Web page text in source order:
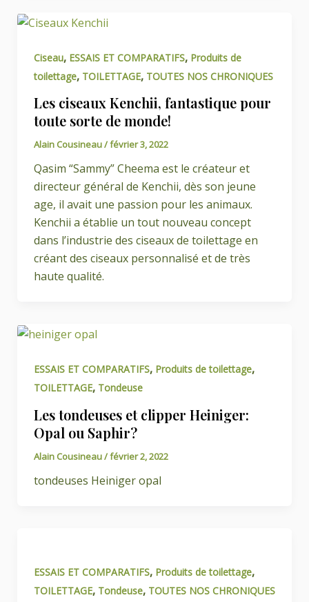
Ciseau, ESSAIS ET COMPARATIFS, Produits de
toilettage, TOILETTAGE, TOUTES NOS CHRONIQUES
Les ciseaux Kenchii, fantastique pour
toute sorte de monde!
Alain Cousineau/février 3, 2022
Qasim “Sammy” Cheema est le créateur et
directeur général de Kenchii, dès son jeune
age, il avait une passion pour les animaux.
Kenchii a établie un tout nouveau concept
dans l’industrie des ciseaux de toilettage en
créant des ciseaux personnalisé et de très
haute qualité.
ESSAIS ET COMPARATIFS, Produits de toilettage,
TOILETTAGE, Tondeuse
Les tondeuses et clipper Heiniger:
Opal ou Saphir?
Alain Cousineau/février 2, 2022
tondeuses Heiniger opal
ESSAIS ET COMPARATIFS, Produits de toilettage,
TOILETTAGE, Tondeuse, TOUTES NOS CHRONIQUES